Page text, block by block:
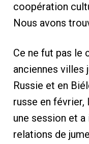
coopération
Nous avons
Ce ne fut pas le
anciennes villes
Russie et en
russe en février,
une session et
relations de